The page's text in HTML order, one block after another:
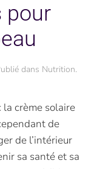
pour
dans Nutrition.
la crème solaire
de
de l’intérieur
sa santé et sa